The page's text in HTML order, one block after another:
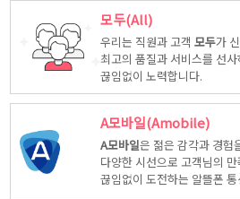
모두(All)
우리는 직원과 고객모두가
최고의 품질과 서비스를 선
끊임없이 노력합니다.
A모바일(Amobile)
A모바일은 젊은 감각과 경험
다양한 시선으로 고객님의
끊임없이 도전하는 알뜰폰